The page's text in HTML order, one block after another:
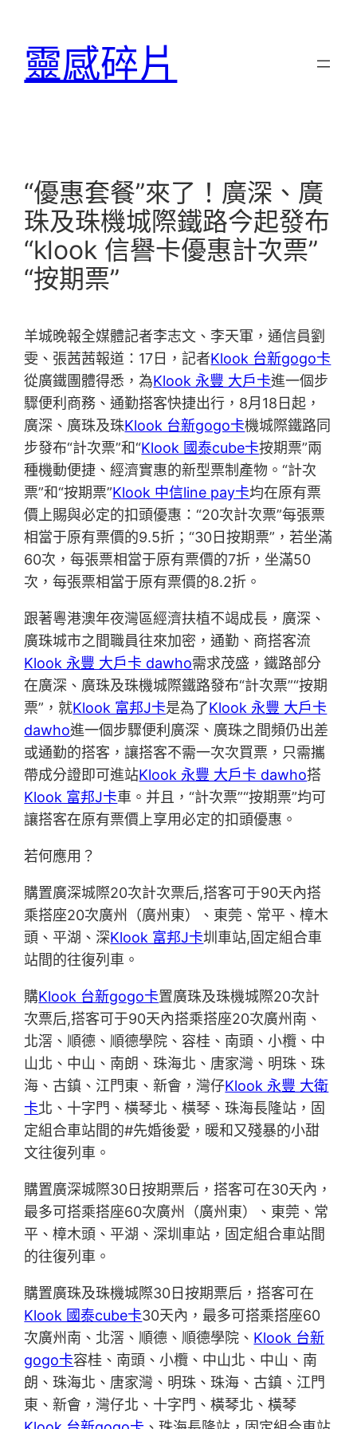
靈感碎片
“優惠套餐”來了！廣深、廣
珠及珠機城際鐵路今起發布
“klook 信譽卡優惠計次票”
“按期票”
羊城晚報全媒體記者李志文、李天軍，通信員劉
雯、張茜茜報道：17日，記者Klook 台新gogo卡
從廣鐵團體得悉，為Klook 永豐 大戶卡進一個步
驟便利商務、通勤搭客快捷出行，8月18日起，
廣深、廣珠及珠Klook 台新gogo卡機城際鐵路同
步發布“計次票”和“Klook 國泰cube卡按期票”兩
種機動便捷、經濟實惠的新型票制產物。“計次
票”和“按期票”Klook 中信line pay卡均在原有票
價上賜與必定的扣頭優惠：“20次計次票”每張票
相當于原有票價的9.5折；“30日按期票”，若坐滿
60次，每張票相當于原有票價的7折，坐滿50
次，每張票相當于原有票價的8.2折。
跟著粵港澳年夜灣區經濟扶植不竭成長，廣深、
廣珠城市之間職員往來加密，通勤、商搭客流
Klook 永豐 大戶卡 dawho需求茂盛，鐵路部分
在廣深、廣珠及珠機城際鐵路發布“計次票”“按期
票”，就Klook 富邦J卡是為了Klook 永豐 大戶卡
dawho進一個步驟便利廣深、廣珠之間頻仍出差
或通勤的搭客，讓搭客不需一次次買票，只需攜
帶成分證即可進站Klook 永豐 大戶卡 dawho搭
Klook 富邦J卡車。并且，“計次票”“按期票”均可
讓搭客在原有票價上享用必定的扣頭優惠。
若何應用？
購置廣深城際20次計次票后,搭客可于90天內搭
乘搭座20次廣州（廣州東）、東莞、常平、樟木
頭、平湖、深Klook 富邦J卡圳車站,固定組合車
站間的往復列車。
購Klook 台新gogo卡置廣珠及珠機城際20次計
次票后,搭客可于90天內搭乘搭座20次廣州南、
北滘、順德、順德學院、容桂、南頭、小欖、中
山北、中山、南朗、珠海北、唐家灣、明珠、珠
海、古鎮、江門東、新會，灣仔Klook 永豐 大衛
卡北、十字門、橫琴北、橫琴、珠海長隆站，固
定組合車站間的#先婚後愛，暖和又殘暴的小甜
文往復列車。
購置廣深城際30日按期票后，搭客可在30天內，
最多可搭乘搭座60次廣州（廣州東）、東莞、常
平、樟木頭、平湖、深圳車站，固定組合車站間
的往復列車。
購置廣珠及珠機城際30日按期票后，搭客可在
Klook 國泰cube卡30天內，最多可搭乘搭座60
次廣州南、北滘、順德、順德學院、 Klook 台新
gogo卡容桂、南頭、小欖、中山北、中山、南
朗、珠海北、唐家灣、明珠、珠海、古鎮、江門
東、新會，灣仔北、十字門、橫琴北、橫琴